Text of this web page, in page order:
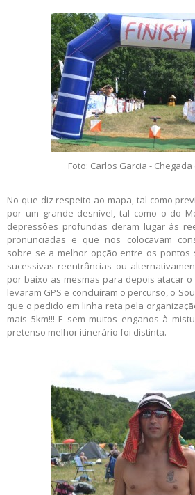
Foto: Carlos Garcia -
No que diz respeito ao mapa, tal como
por um grande desnível, tal como o do
depressões profundas deram lugar às
pronunciadas e que nos colocavam
sobre se a melhor opção entre os
sucessivas reentrâncias ou
por baixo as mesmas para depois atacar
levaram GPS e concluíram o percurso, o
que o pedido em linha reta pela
mais 5km!!! E sem muitos enganos à
pretenso melhor itinerário foi distinta.